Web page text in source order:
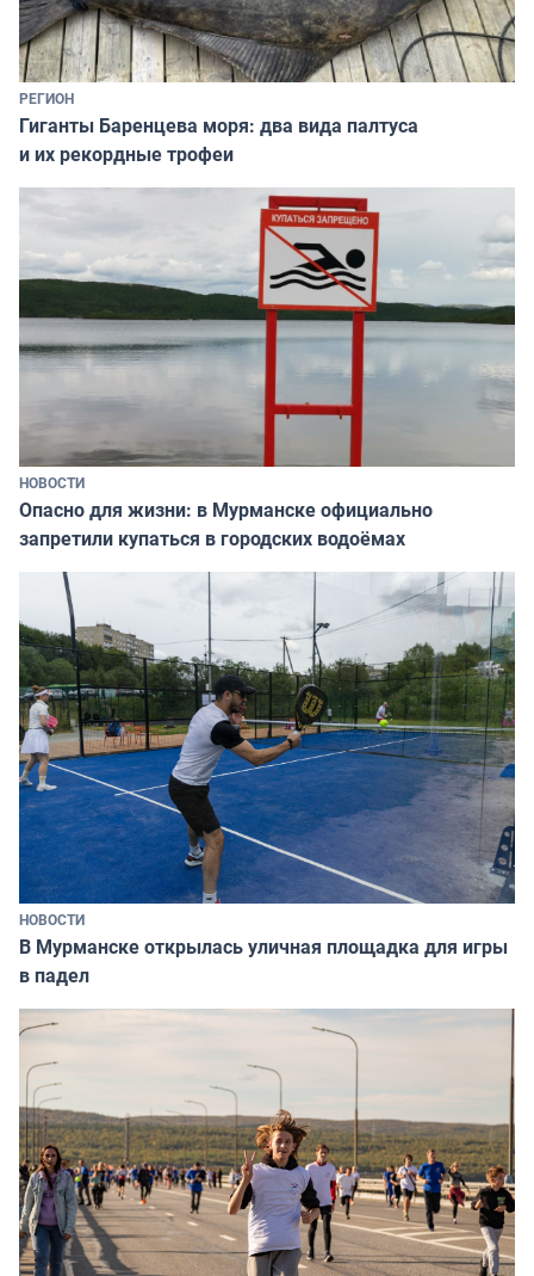
РЕГИОН
Гиганты Баренцева моря: два вида палтуса
и их рекордные трофеи
НОВОСТИ
Опасно для жизни: в Мурманске официально
запретили купаться в городских водоёмах
НОВОСТИ
В Мурманске открылась уличная площадка для игры
в падел